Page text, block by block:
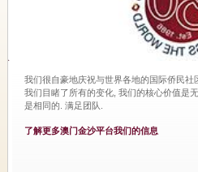
我们很自豪地庆祝与世界各地的国际侨民社
我们目睹了所有的变化, 我们的核心价值是
是相同的. 满足团队.
了解更多澳门金沙平台我们的信息